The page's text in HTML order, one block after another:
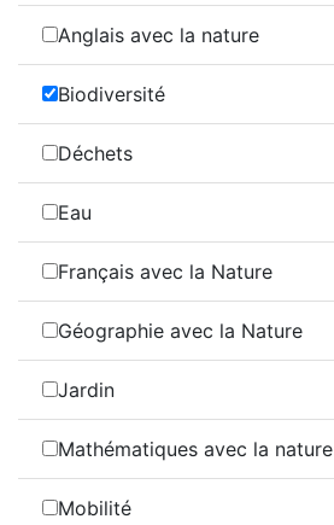
Anglais avec la nature
Biodiversité
Déchets
Eau
Français avec la Nature
Géographie avec la Nature
Jardin
Mathématiques avec la nature
Mobilité